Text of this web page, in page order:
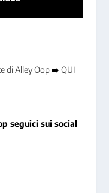
di Alley Oop➡️QUI
seguici sui social